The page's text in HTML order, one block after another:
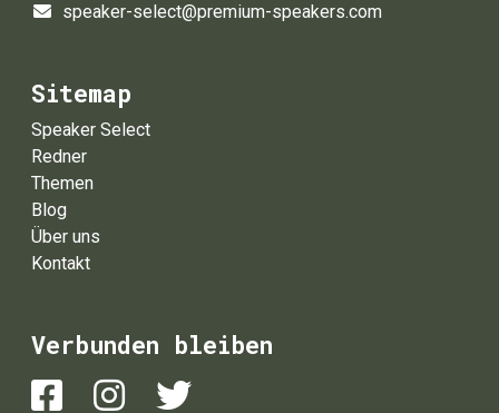
speaker-select@premium-speakers.com
Sitemap
Speaker Select
Redner
Themen
Blog
Über uns
Kontakt
Verbunden bleiben